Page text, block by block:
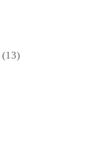
1313